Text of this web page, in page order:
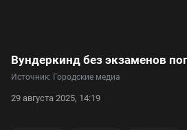
Источник: Городские медиа
29 августа 2025, 14:19